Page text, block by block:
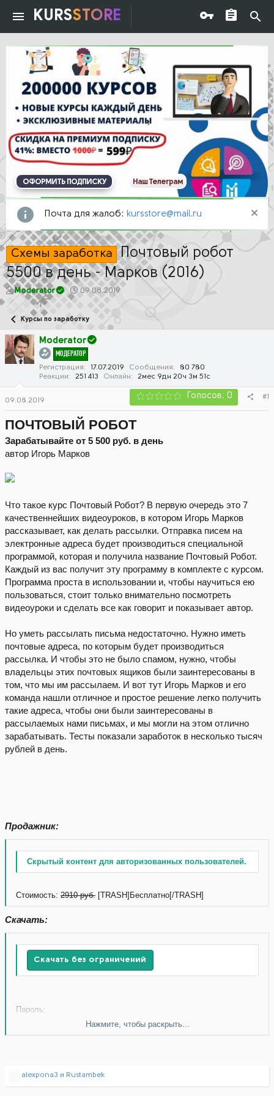
KURSSTORE
ОФОРМИТЬ ПОДПИСКУ Наш Телеграм
Почта для жалоб: kursstore@mail.ru
Схемы заработка Почтовый робот
5500 в день - Марков (2016)
А
т
о
р
т
е
Moderator
Д
а
а
ч
а
л
а
09.08.2019
Курсы по заработку
Moderator
МОДЕРАТОР
Регистрация 17.07.2019 Сообщения
80 780
Реакции
251 413 Онлайн 2мес 9дн 20ч 3м 51с
09.08.2019 Голосов: 0 #1
ПОЧТОВЫЙ РОБОТ
Зарабатывайте от 5 500 руб. в день
автор Игорь Марков
Что такое курс Почтовый Робот? В первую очередь это 7
качественнейших видеоуроков, в котором Игорь Марков
рассказывает, как делать рассылки. Отправка писем на
электронные адреса будет производиться специальной
программой, которая и получила название Почтовый Робот.
Каждый из вас получит эту программу в комплекте с курсом.
Программа проста в использовании и, чтобы научиться ею
пользоваться, стоит только внимательно посмотреть
видеоуроки и сделать все как говорит и показывает автор.
Но уметь рассылать письма недостаточно. Нужно иметь
почтовые адреса, по которым будет производиться
рассылка. И чтобы это не было спамом, нужно, чтобы
владельцы этих почтовых ящиков были заинтересованы в
том, что мы им рассылаем. И вот тут Игорь Марков и его
команда нашли отличное и простое решение легко получить
такие адреса, чтобы они были заинтересованы в
рассылаемых нами письмах, и мы могли на этом отлично
зарабатывать. Тесты показали заработок в несколько тысяч
рублей в день.
Продажник:
Скрытый контент для авторизованных пользователей.
Стоимость: 2910 руб. [TRASH]Бесплатно[/TRASH]
Скачать:
Скачать без ограничений
Пароль:
Скачать без ограничений
Нажмите, чтобы раскрыть...
Рalexpona3 и Rustambek